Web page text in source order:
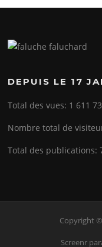
DEPUIS LE 17
Total des vues: 1 611
Nombre total de
Total des publications:
Copyright
Screenr